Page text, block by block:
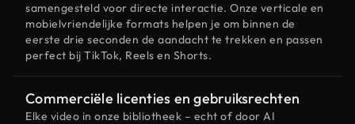
samengesteld voor directe interactie. Onze verticale en
mobielvriendelijke formats helpen je om binnen de
eerste drie seconden de aandacht te trekken en passen
perfect bij TikTok, Reels en Shorts.
Commerciële licenties en gebruiksrechten
Elke video in onze bibliotheek – echt of door AI